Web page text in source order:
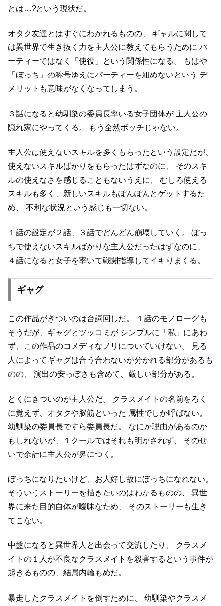
とは…?という現状だ。
オタク友達とはすぐにわかれるものの、
ギャルに関して
は異世界で生き抜く力を主人公に教えてもらうために パ
ーティーではなく「使役」という関係性になる。
もはや
「ぼっち」の称号ゆえにパーティーを組めないという デ
メリットも意味がなくなってしまう。
３話になると幼馴染の委員長率いる女子団体が 主人公の
隠れ家にやってくる。
もう全然ボッチじゃない。
主人公は使えないスキルを多くもらったという設定だが、
使えないスキルばかりをもらったはずなのに、
そのスキ
ルの使えなさを感じることもないうえに、
むしろ使える
スキルも多く、新しいスキルもぽんぽんとゲットするた
め、
不利な状況という感じも一切ない。
１話の設定が２話、３話でどんどん崩壊していく。
ぼっ
ちで使えないスキルばかりな主人公だったはずなのに、
４話になると女子を率いて戦闘指導してイキりまくる。
ギャグ
この作品がきついのは台詞回しだ。
１話のモノローグも
そうだが、ギャグとツッコミが シンプルに「私」にあわ
ず、この作品のコメディなノリについていけない。
見る
人によってギャグは合う合わないが分かれる部分があるも
のの、
演出の安っぽさも含めて、厳しい部分がある。
とくにきついのが主人公だ。
クラスメイトの名前をろく
に覚えず、オタクや脳筋といった 属性でしか呼ばない。
幼馴染の委員長ですら委員長だ。
なにか理由があるのか
もしれないが、１クールではそれも明かされず、
そのせ
いで余計に主人公が鼻につく。
ぼっちになりたいけど、お人好し故にぼっちになれない。
そういうストーリーを描きたいのはわかるものの、
異世
界に来た目的自体が曖昧なため、
そのストーリーも生き
てこない。
中盤になると異世界人と出会って交流したり、
クラスメ
イトの１人が不良なクラスメイトを殺害するという事件が
起きるものの、結局内輪もめだ。
暴走したクラスメイトを倒すために、 幼馴染やクラスメ